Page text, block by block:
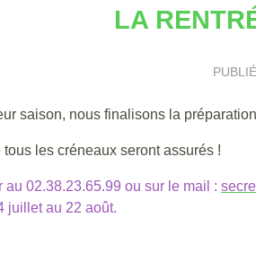
LA
saison, nous finalisons la
les créneaux seront assurés !
02.38.23.65.99 ou sur le mail :
juillet au 22 août.